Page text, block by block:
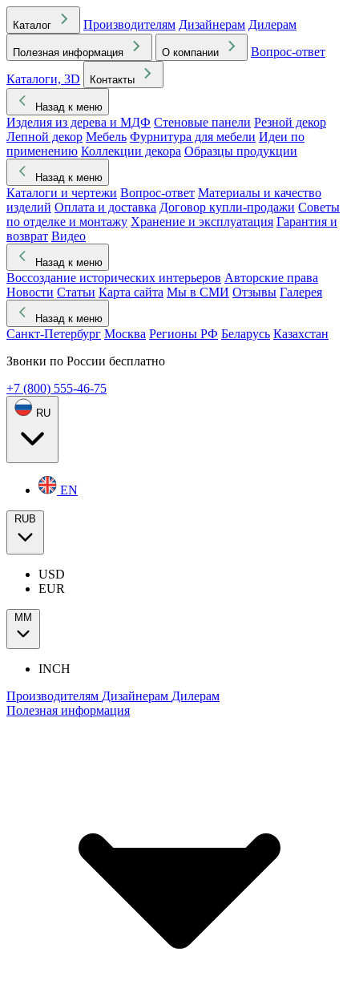
Каталог Производителям Дизайнерам Дилерам
Полезная информация О компании
Вопрос-ответ
Каталоги, 3D
Контакты
Назад к меню
Изделия из дерева и МДФ Стеновые панели Резной декор
Лепной декор Мебель Фурнитура для мебели Идеи по
применению Коллекции декора Образцы продукции
Назад к меню
Каталоги и чертежи Вопрос-ответ Материалы и качество
изделий Оплата и доставка Договор купли-продажи Советы
по отделке и монтажу Хранение и эксплуатация Гарантия и
возврат Видео
Назад к меню
Воссоздание исторических интерьеров Авторские права
Новости Статьи Карта сайта Мы в СМИ Отзывы Галерея
Назад к меню
Санкт-Петербург Москва Регионы РФ Беларусь Казахстан
Звонки по России бесплатно
+7 (800) 555-46-75
RU
EN
RUB
USD
EUR
ММ
INCH
Производителям Дизайнерам Дилерам
Полезная информация